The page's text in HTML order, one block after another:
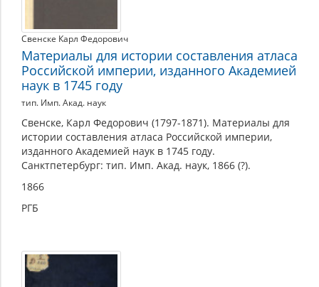
Свенске Карл Федорович
Материалы для истории составления атласа
Российской империи, изданного Академией
наук в 1745 году
тип. Имп. Акад. наук
Свенске, Карл Федорович (1797-1871). Материалы для
истории составления атласа Российской империи,
изданного Академией наук в 1745 году.
Санктпетербург: тип. Имп. Акад. наук, 1866 (?).
1866
РГБ